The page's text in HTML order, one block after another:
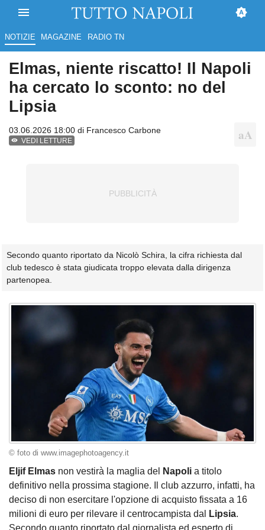
NOTIZIE MAGAZINE RADIO TN
Elmas, niente riscatto! Il Napoli
ha cercato lo sconto: no del
Lipsia
03.06.2026 18:00 di Francesco Carbone
VEDI LETTURE
Secondo quanto riportato da Nicolò Schira, la cifra richiesta dal
club tedesco è stata giudicata troppo elevata dalla dirigenza
partenopea.
© foto di www.imagephotoagency.it
Eljif Elmas non vestirà la maglia del Napoli a titolo
definitivo nella prossima stagione. Il club azzurro, infatti, ha
deciso di non esercitare l'opzione di acquisto fissata a 16
milioni di euro per rilevare il centrocampista dal
Lipsia.